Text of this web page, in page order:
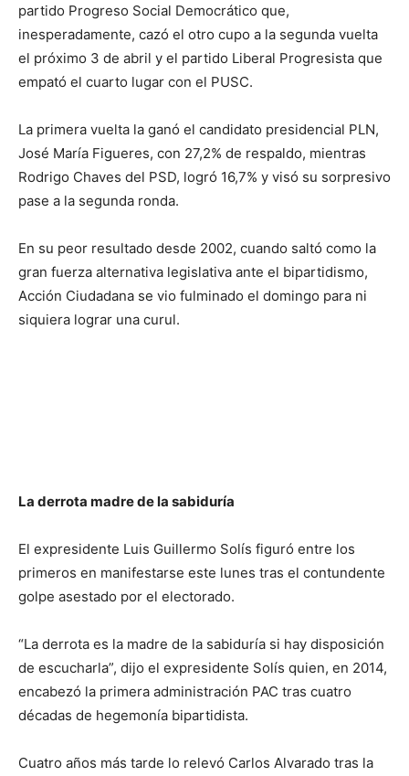
partido Progreso Social Democrático que,
inesperadamente, cazó el otro cupo a la segunda vuelta
el próximo 3 de abril y el partido Liberal Progresista que
empató el cuarto lugar con el PUSC.
La primera vuelta la ganó el candidato presidencial PLN,
José María Figueres, con 27,2% de respaldo, mientras
Rodrigo Chaves del PSD, logró 16,7% y visó su sorpresivo
pase a la segunda ronda.
En su peor resultado desde 2002, cuando saltó como la
gran fuerza alternativa legislativa ante el bipartidismo,
Acción Ciudadana se vio fulminado el domingo para ni
siquiera lograr una curul.
La derrota madre de la sabiduría
El expresidente Luis Guillermo Solís figuró entre los
primeros en manifestarse este lunes tras el contundente
golpe asestado por el electorado.
“La derrota es la madre de la sabiduría si hay disposición
de escucharla”, dijo el expresidente Solís quien, en 2014,
encabezó la primera administración PAC tras cuatro
décadas de hegemonía bipartidista.
Cuatro años más tarde lo relevó Carlos Alvarado tras la